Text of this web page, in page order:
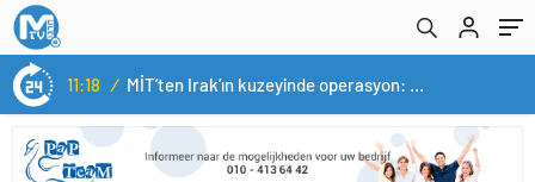
11:18 / MİT’ten Irak’ın kuzeyinde operasyon: Ramazan Güneş Türkiye’ye getirildi